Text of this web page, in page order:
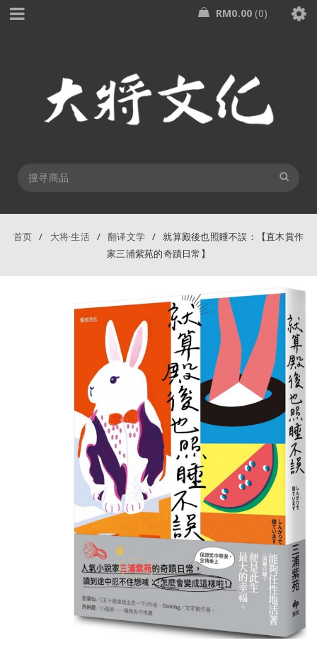
RM0.00 0
首页 / 大将·生活 / 翻译文学 / 就算殿後也照睡不誤：【直木賞作
家三浦紫苑的奇蹟日常】